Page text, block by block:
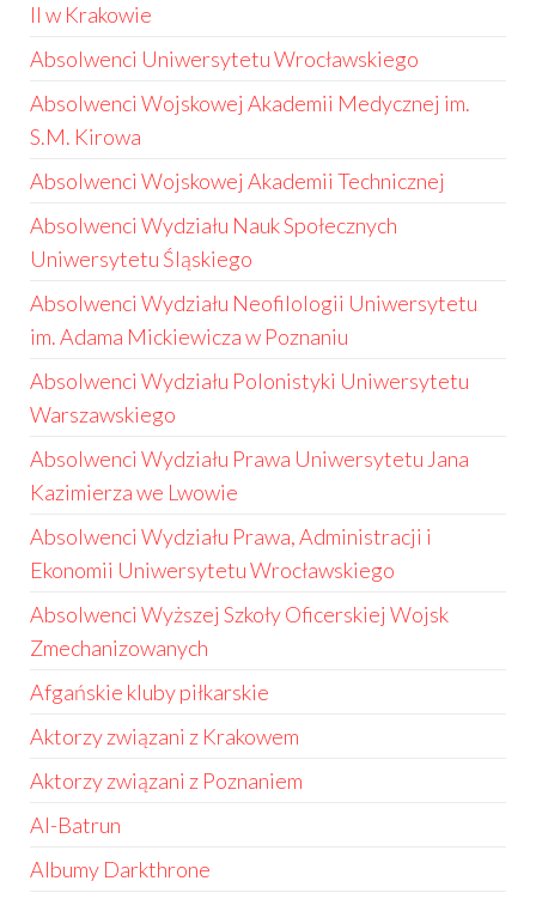
II w Krakowie
Absolwenci Uniwersytetu Wrocławskiego
Absolwenci Wojskowej Akademii Medycznej im.
S.M. Kirowa
Absolwenci Wojskowej Akademii Technicznej
Absolwenci Wydziału Nauk Społecznych
Uniwersytetu Śląskiego
Absolwenci Wydziału Neofilologii Uniwersytetu
im. Adama Mickiewicza w Poznaniu
Absolwenci Wydziału Polonistyki Uniwersytetu
Warszawskiego
Absolwenci Wydziału Prawa Uniwersytetu Jana
Kazimierza we Lwowie
Absolwenci Wydziału Prawa, Administracji i
Ekonomii Uniwersytetu Wrocławskiego
Absolwenci Wyższej Szkoły Oficerskiej Wojsk
Zmechanizowanych
Afgańskie kluby piłkarskie
Aktorzy związani z Krakowem
Aktorzy związani z Poznaniem
Al-Batrun
Albumy Darkthrone